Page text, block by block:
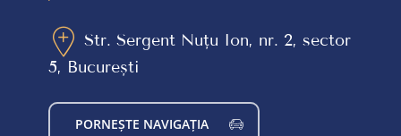
Str. Sergent Nuțu Ion, nr. 2, sector
5, București
PORNEȘTE NAVIGAȚIA